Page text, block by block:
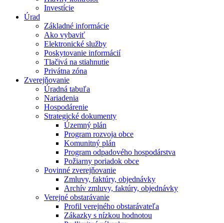
Investície
Úrad
Základné informácie
Ako vybaviť
Elektronické služby
Poskytovanie informácií
Tlačivá na stiahnutie
Privátna zóna
Zverejňovanie
Úradná tabuľa
Nariadenia
Hospodárenie
Strategické dokumenty
Územný plán
Program rozvoja obce
Komunitný plán
Program odpadového hospodárstva
Požiarny poriadok obce
Povinné zverejňovanie
Zmluvy, faktúry, objednávky
Archív zmluvy, faktúry, objednávky
Verejné obstarávanie
Profil verejného obstarávateľa
Zákazky s nízkou hodnotou